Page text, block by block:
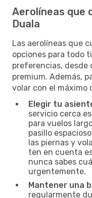
Aerolíneas que
Duala
Las aerolíneas que
opciones para todo
preferencias, desde
premium. Además,
volar con el máximo
Elegir tu
servicio cerca
para vuelos
pasillo
las piernas y
ten en cuenta
nunca sabes
urgentemente.
Mantener una
regularmente